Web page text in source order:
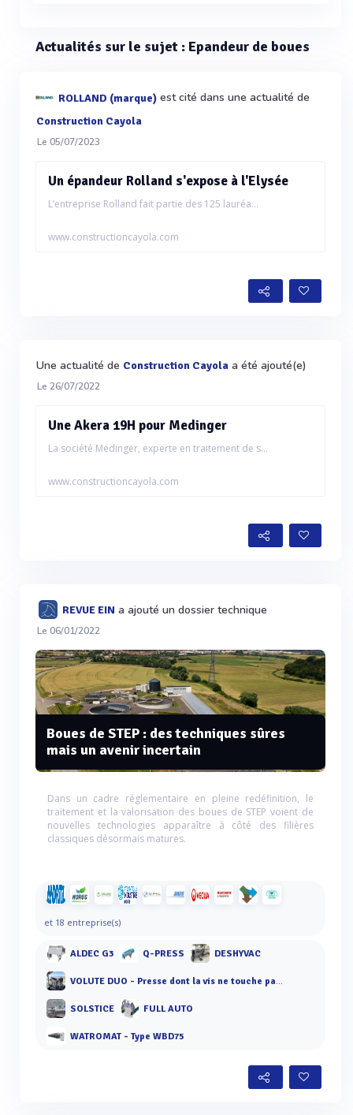
Actualités sur le sujet : Epandeur de boues
ROLLAND (marque) est cité dans une actualité de
Construction Cayola
Le 05/07/2023
Un épandeur Rolland s'expose à l'Elysée
L’entreprise Rolland fait partie des 125 lauréa...
www.constructioncayola.com
Une actualité de Construction Cayola a été ajouté(e)
Le 26/07/2022
Une Akera 19H pour Medinger
La société Medinger, experte en traitement de s...
www.constructioncayola.com
REVUE EIN a ajouté un dossier technique
Le 06/01/2022
Boues de STEP : des techniques sûres
mais un avenir incertain
Dans un cadre réglementaire en pleine redéfinition, le
traitement et la valorisation des boues de STEP voient de
nouvelles technologies apparaître à côté des filières
classiques désormais matures.
et 18 entreprise(s)
ALDEC G3 Q-PRESS DESHYVAC
VOLUTE DUO - Presse dont la vis ne touche pas les anneaux
SOLSTICE FULL AUTO
WATROMAT - Type WBD75